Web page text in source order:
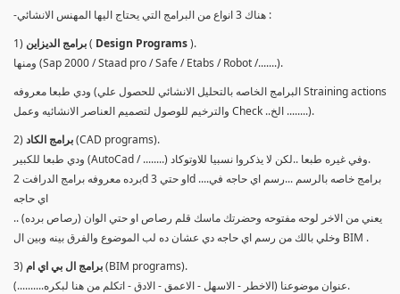
-هناك 3 انواع من البرامج التي يحتاج اليها المهنس الانشائي :
1) برامج الديزاين( Design Programs).
ومنها (Sap 2000 / Staad pro / Safe / Etabs / Robot /.......).
ودي طبعا معروفه (البرامج الخاصه بالتحليل الانشائي للحصول علي Straining actions
والترخيم للوصول لتصميم العناصر الانشائيه وعمل Check ..الخ ........).
2) برامج الكاد(CAD programs).
ودي طبعا للكبير (AutoCad / ........) وفي غيره طبعا ..لكن لا يذكروا نسبيا للاوتوكاد.
برده معروفه برامج الدرافت 2d او حتي 3d ....برامج خاصه بالرسم ...رسم اي حاجه في
اي حاجه
يعني من الاخر لوحه مفتوحه وحضرتك ماسك قلم رصاص او حتي الوان (رصاص برده) ..
وخلي بالك من رسم اي حاجه دي عشان ده لب الموضوع والفرق بينه وبين ال BIM .
3) برامج ال بي اي ام(BIM programs).
عنوان موضوعنا (الاخطر - الاسهل - الاعمق - الادق - اتكلم من هنا لبكره..........).